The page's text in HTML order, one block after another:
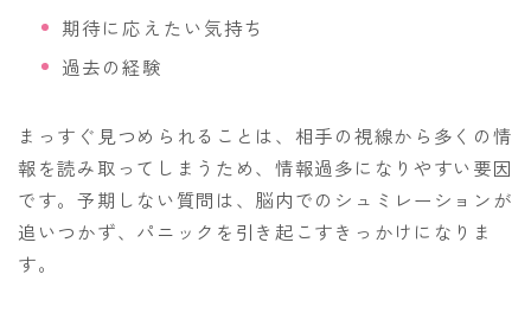
期待に応えたい気持ち
過去の経験
まっすぐ見つめられることは、相手の視線から多くの情
報を読み取ってしまうため、情報過多になりやすい要因
です。予期しない質問は、脳内でのシュミレーションが
追いつかず、パニックを引き起こすきっかけになりま
す。